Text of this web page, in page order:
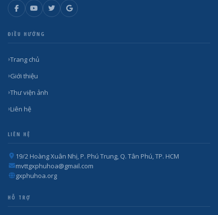
ĐIỀU HƯỚNG
Trang chủ
Giới thiệu
Thư viện ảnh
Liên hệ
LIÊN HỆ
19/2 Hoàng Xuân Nhị, P. Phú Trung, Q. Tân Phú, TP. HCM
mvttgxphuhoa@gmail.com
gxphuhoa.org
HỖ TRỢ